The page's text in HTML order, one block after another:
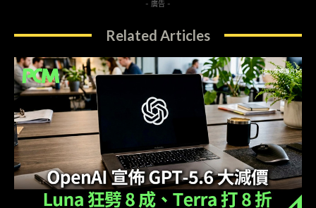
- 廣告 -
Related Articles